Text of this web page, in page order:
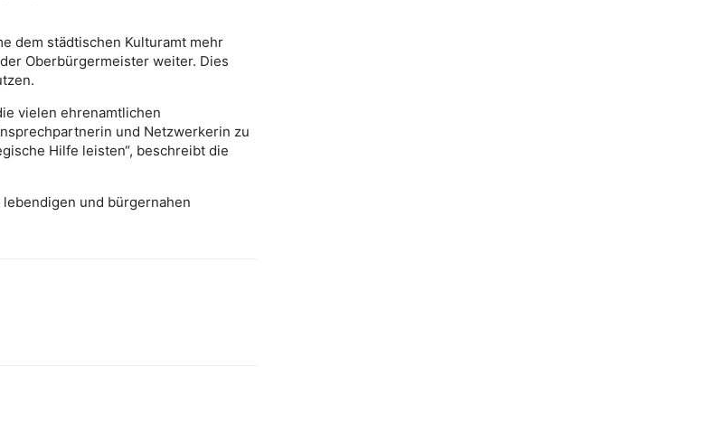
dem städtischen Kulturamt mehr
Oberbürgermeister weiter. Dies
vielen ehrenamtlichen
und Netzwerkerin zu
Hilfe leisten“, beschreibt die
und bürgernahen